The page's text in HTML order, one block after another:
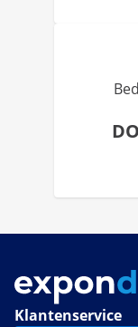
Klantenservice